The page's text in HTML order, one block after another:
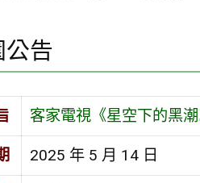
公告
客家電視《星空下的黑
2025 年 5 月 14 日